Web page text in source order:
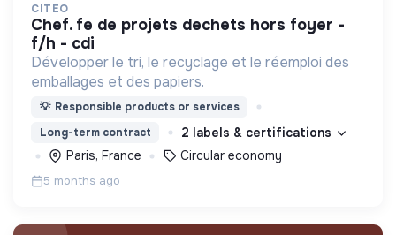
CITEO
chef. fe de projets dechets hors foyer -
f/h - cdi
Développer le tri, le recyclage et le réemploi des
emballages et des papiers.
💡 Responsible products or services
Long-term contract
2 labels & certifications
Paris, France
Circular economy
5 months ago